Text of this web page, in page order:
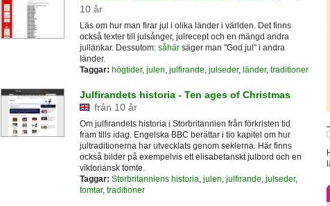
10 år
Läs om hur man firar jul i olika länder i världen. Det finns
också texter till julsånger, julrecept och en mängd andra
jullänkar. Dessutom: såhärsäger man "God jul" i andra
länder.
Taggar: högtider, julen julfirande julseder, länder, traditioner
Julfirandets historia - Ten ages of Christmas
från 10 år
Om julfirandets historia i Storbritannien från förkristen tid
fram tills idag. Engelska BBC berättar i tio kapitel om hur
jultraditionerna har utvecklats genom seklerna. Här finns
också bilder på exempelvis ett elisabetanskt julbord och en
viktoriansk tomte.
Taggar: Storbritanniens historia, julen, julfirande, julseder,
tomtar, traditioner